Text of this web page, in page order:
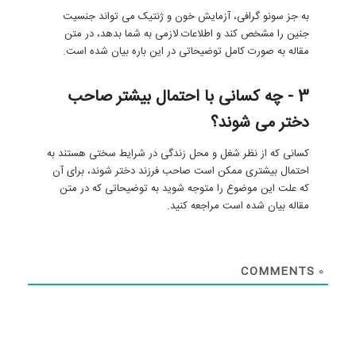
به جز سونو گرافی، آزمایش خون و ژنتیک می تواند جنسیت
جنین را مشخص کند و اطلاعات لازمی به شما بدهد، در متن
مقاله به صورت کامل توضیحاتی در این باره بیان شده است.
3 - چه کسانی با احتمال بیشتر صاحب
دختر می شوند؟
کسانی که از نظر شغل و محل زندگی در شرایط سختی هستند به
احتمال بیشتری ممکن است صاحب فرزند دختر شوند، برای آن
که علت این موضوع را متوجه شوید به توضیحاتی که در متن
مقاله بیان شده است مراجعه کنید.
0